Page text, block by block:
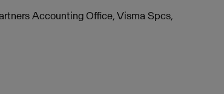
Accounting Office, Visma Spcs,